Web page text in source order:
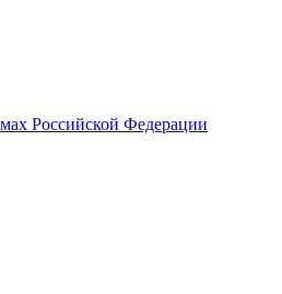
Российской Федерации